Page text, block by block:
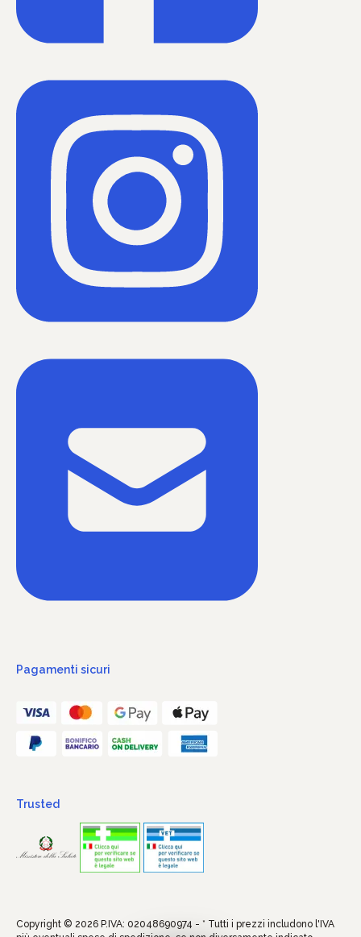
Pagamenti sicuri
Trusted
Copyright © 2026 P.IVA: 02048690974 - * Tutti i prezzi includono l'IVA